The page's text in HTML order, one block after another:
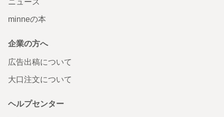
minneの本
企業の方へ
広告出稿について
大口注文について
ヘルプセンター